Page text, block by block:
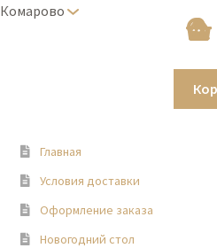
Комарово
Главная
Условия доставки
Оформление заказа
Новогодний стол